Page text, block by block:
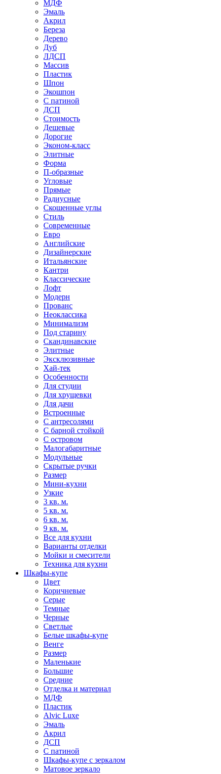
МДФ
Эмаль
Акрил
Береза
Дерево
Дуб
ЛДСП
Массив
Пластик
Шпон
Экошпон
С патиной
ДСП
Стоимость
Дешевые
Дорогие
Эконом-класс
Элитные
Форма
П-образные
Угловые
Прямые
Радиусные
Скошенные углы
Стиль
Современные
Евро
Английские
Дизайнерские
Итальянские
Кантри
Классические
Лофт
Модерн
Прованс
Неоклассика
Минимализм
Под старину
Скандинавские
Элитные
Эксклюзивные
Хай-тек
Особенности
Для студии
Для хрущевки
Для дачи
Встроенные
С антресолями
С барной стойкой
С островом
Малогабаритные
Модульные
Скрытые ручки
Размер
Мини-кухни
Узкие
3 кв. м.
5 кв. м.
6 кв. м.
9 кв. м.
Все для кухни
Варианты отделки
Мойки и смесители
Техника для кухни
Шкафы-купе
Цвет
Коричневые
Серые
Темные
Черные
Светлые
Белые шкафы-купе
Венге
Размер
Маленькие
Большие
Средние
Отделка и материал
МДФ
Пластик
Alvic Luxe
Эмаль
Акрил
ДСП
С патиной
Шкафы-купе с зеркалом
Матовое зеркало